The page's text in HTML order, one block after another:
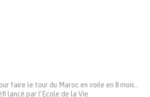
faire le tour du Maroc en voile en 8 mois…
lancé par l’Ecole de la Vie